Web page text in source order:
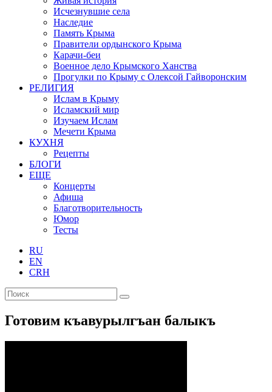
Исчезнувшие села
Наследие
Память Крыма
Правители ордынского Крыма
Карачи-беи
Военное дело Крымского Ханства
Прогулки по Крыму с Олексой Гайворонским
РЕЛИГИЯ
Ислам в Крыму
Исламский мир
Изучаем Ислам
Мечети Крыма
КУХНЯ
Рецепты
БЛОГИ
ЕЩЕ
Концерты
Афиша
Благотворительность
Юмор
Тесты
RU
EN
CRH
Готовим къавурылгъан балыкъ